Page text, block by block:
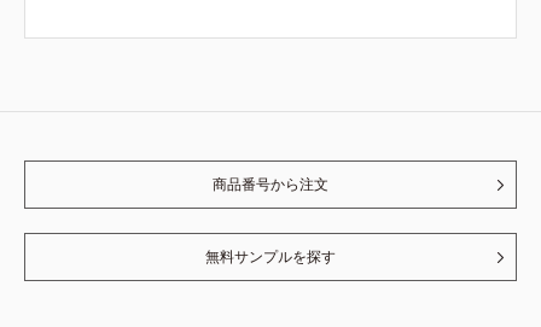
商品番号から注文
無料サンプルを探す